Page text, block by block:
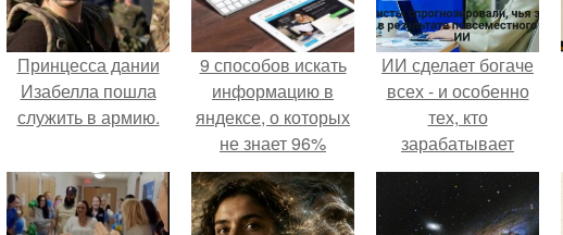
Принцесса дании
Изабелла пошла
служить в армию.
9 способов искать
информацию в
яндексе, о которых
не знает 96%
пользователей?
ИИ сделает богаче
всех - и особенно
тех, кто
зарабатывает
меньше всего.